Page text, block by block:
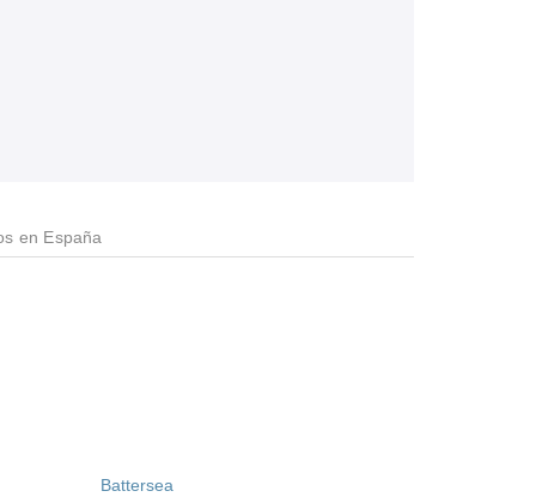
en España
Battersea